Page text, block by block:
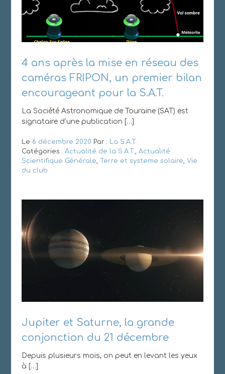
4 ans après la mise en réseau des
caméras FRIPON, un premier bilan
encourageant pour la S.A.T.
La Société Astronomique de Touraine (SAT) est
signataire d’une publication […]
Le 6 décembre 2020 Par :
La S.A.T.
Catégories : Actualité de la S.A.T.
Actualité
Scientifique Générale Terre et systeme solaire Vie
du club
Jupiter et Saturne, la grande
conjonction du 21 décembre
Depuis plusieurs mois, on peut en levant les yeux
à […]